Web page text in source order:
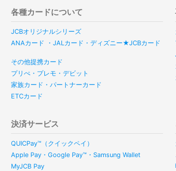
各種カードについて
JCBオリジナルシリーズ
ANAカード ・JALカード・ディズニー★JCBカード
その他提携カード
プリぺ・プレモ・デビット
家族カード・パートナーカード
ETCカード
決済サービス
QUICPay™（クイックペイ）
Apple Pay・Google Pay™・Samsung Wallet
MyJCB Pay